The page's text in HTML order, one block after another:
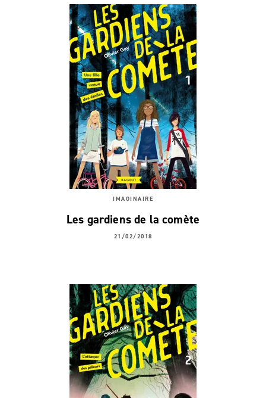
IMAGINAIRE
Les gardiens de la comète
21/02/2018